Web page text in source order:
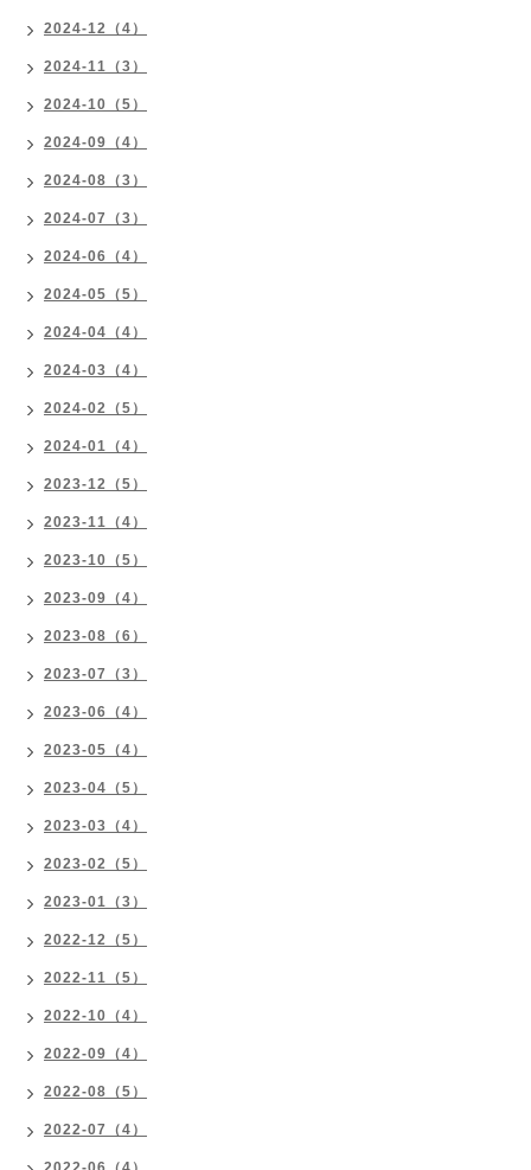
2024-12（4）
2024-11（3）
2024-10（5）
2024-09（4）
2024-08（3）
2024-07（3）
2024-06（4）
2024-05（5）
2024-04（4）
2024-03（4）
2024-02（5）
2024-01（4）
2023-12（5）
2023-11（4）
2023-10（5）
2023-09（4）
2023-08（6）
2023-07（3）
2023-06（4）
2023-05（4）
2023-04（5）
2023-03（4）
2023-02（5）
2023-01（3）
2022-12（5）
2022-11（5）
2022-10（4）
2022-09（4）
2022-08（5）
2022-07（4）